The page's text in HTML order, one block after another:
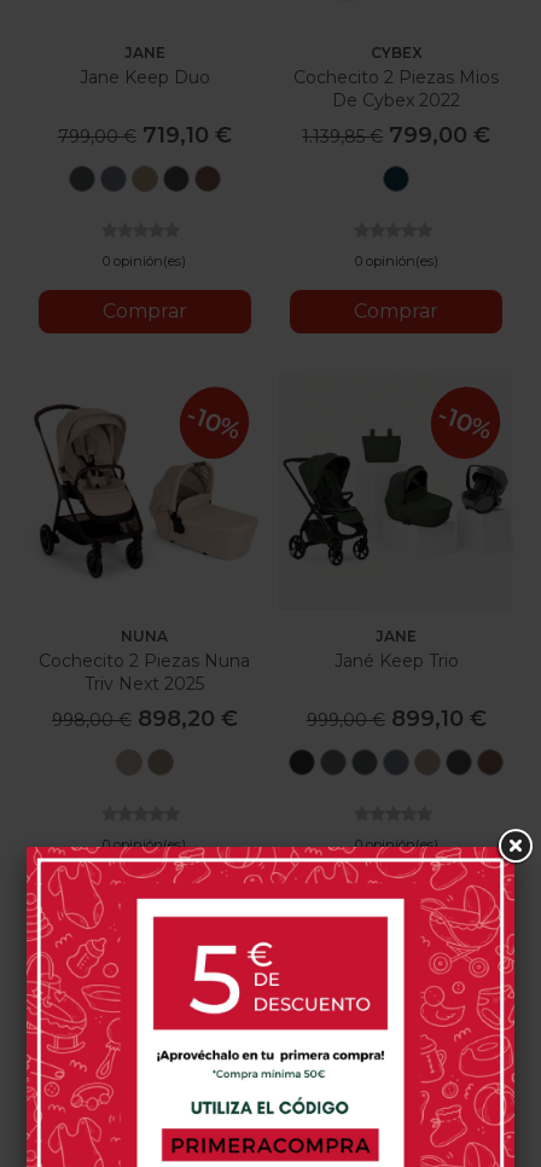
JANE
Jane Keep Duo
799,00 € 719,10 €
U78U79U85U81U84
0 opinión(es)
Comprar
CYBEX
Cochecito 2 Piezas Mios
De Cybex 2022
1.139,85 € 799,00 €
0 opinión(es)
Comprar
NUNA
Cochecito 2 Piezas Nuna
Triv Next 2025
998,00 € 898,20 €
Biscotti
Cedar
0 opinión(es)
Comprar
-10%
JANE
Jané Keep Trio
999,00 € 899,10 €
MattMarsU78U79U85U81
0 opinión(es)
Comprar
-10%
-100,00 € -260,00 €